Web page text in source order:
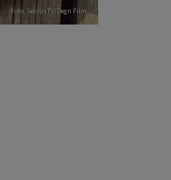
Foto: ServusTV/Degn Film